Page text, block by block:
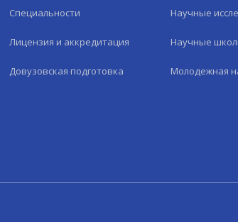
Специальности
Лицензия и аккредитация
Довузовская подготовка
Научные
Научные
Молодежная